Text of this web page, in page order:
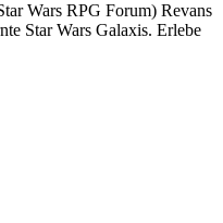
Wars RPG Forum) Revans
Star Wars Galaxis. Erlebe